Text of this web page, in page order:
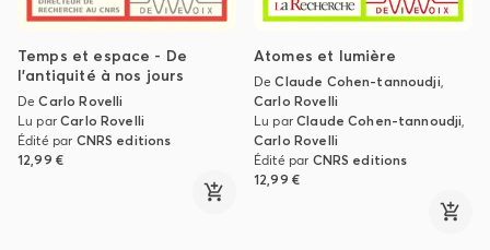
Temps et espace - De
l'antiquité à nos jours
DeCarlo Rovelli
Lu parCarlo Rovelli
Édité par CNRS editions
12,99 €
Atomes et lumière
DeClaude Cohen-tannoudji,
Carlo Rovelli
Lu parClaude Cohen-tannoudji,
Carlo Rovelli
Édité par CNRS editions
12,99 €